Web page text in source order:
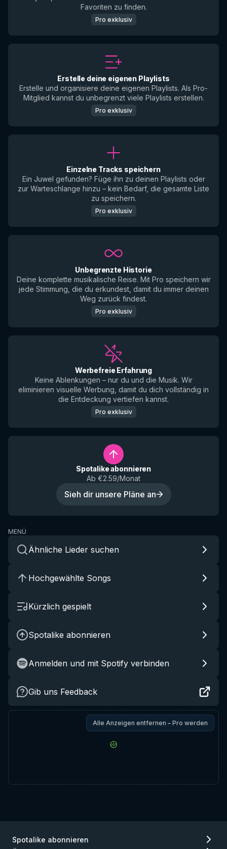
Favoriten zu finden.
Pro exklusiv
Erstelle deine eigenen Playlists
Erstelle und organisiere deine eigenen Playlists. Als Pro-
Mitglied kannst du unbegrenzt viele Playlists erstellen.
Pro exklusiv
Einzelne Tracks speichern
Ein Juwel gefunden? Füge ihn zu deinen Playlists oder
zur Warteschlange hinzu – kein Bedarf, die gesamte Liste
zu speichern.
Pro exklusiv
Unbegrenzte Historie
Deine komplette musikalische Reise. Mit Pro speichern wir
jede Stimmung, die du erkundest, damit du immer deinen
Weg zurück findest.
Pro exklusiv
Werbefreie Erfahrung
Keine Ablenkungen – nur du und die Musik. Wir
eliminieren visuelle Werbung, damit du dich vollständig in
die Entdeckung vertiefen kannst.
Pro exklusiv
Spotalike abonnieren
Ab €2.59/Monat
Sieh dir unsere Pläne an
MENÜ
Ähnliche Lieder suchen
Hochgewählte Songs
Kürzlich gespielt
Spotalike abonnieren
Anmelden und mit Spotify verbinden
Gib uns Feedback
Alle Anzeigen entfernen – Pro werden
Spotalike abonnieren